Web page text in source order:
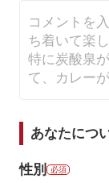
あなたにつ
性別 必須